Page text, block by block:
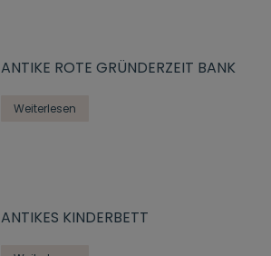
ANTIKE ROTE GRÜNDERZEIT BANK
Weiterlesen
ANTIKES KINDERBETT